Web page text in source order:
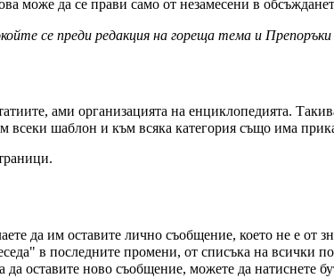
може да се прави само от незамесени в
се преди редакция на гореща тема и Препоръки
ами организацията на енциклопедията.
всеки шаблон и към всяка категория също има
да им оставите лично съобщение, което не е от
в последните промени, от списъка на всички
да оставите ново съобщение, можете да натиснете